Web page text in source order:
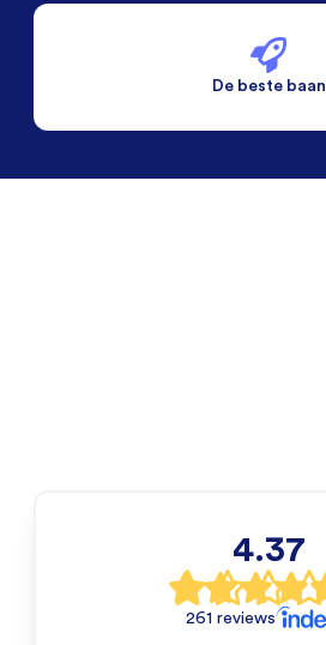
De beste baan
4.37
261 reviews